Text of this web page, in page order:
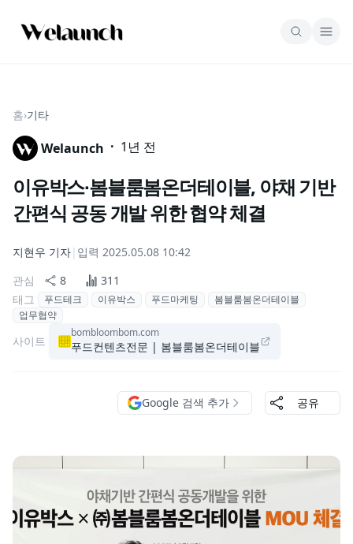
홈›기타
Welaunch · 1년 전
이유박스∙봄블룸봄온더테이블, 야채 기반
간편식 공동 개발 위한 협약 체결
지현우 기자| 입력 2025.05.08 10:42
관심
8
311
태그
푸드테크 이유박스 푸드마케팅
봄블룸봄온더테이블
업무협약
사이트
bombloombom.com
푸드컨텐츠전문 | 봄블룸봄온더테이블
Google 검색 추가 공유